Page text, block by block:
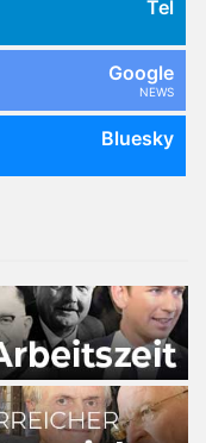
Tel
Google
NEWS
Bluesky